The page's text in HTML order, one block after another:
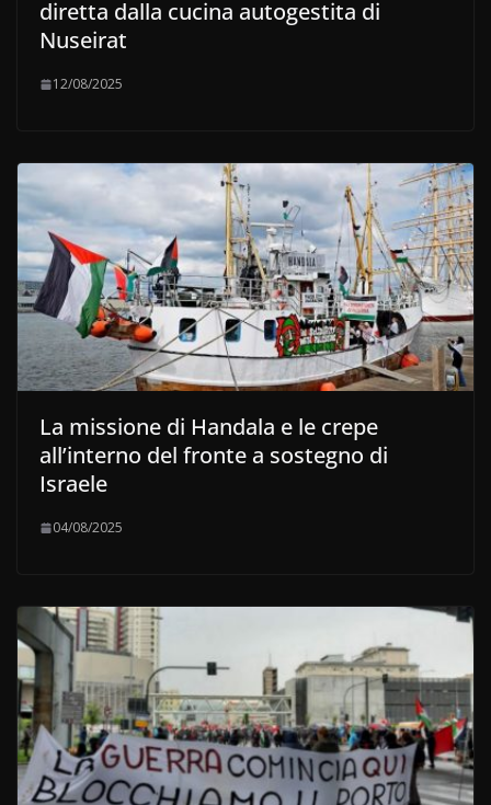
diretta dalla cucina autogestita di
Nuseirat
12/08/2025
La missione di Handala e le crepe
all’interno del fronte a sostegno di
Israele
04/08/2025